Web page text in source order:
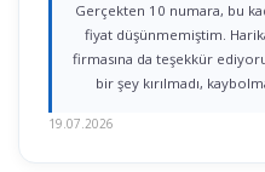
Gerçekten 10 numara, bu kadar hızlı, kaliteli, temiz ve uygun
fiyat düşünmemiştim.
firmasına da teşekkür
bir şey kırılmadı,
19.07.2026